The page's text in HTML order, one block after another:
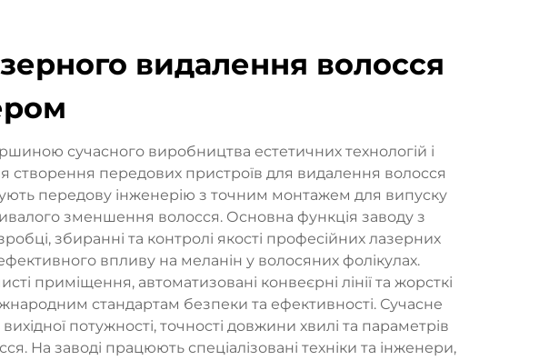
видалення волосся
сучасного виробництва естетичних технологій і
створення передових пристроїв для видалення волосся
передову інженерію з точним монтажем для випуску
зменшення волосся. Основна функція заводу з
збиранні та контролі якості професійних лазерних
впливу на меланін у волосяних фолікулах.
приміщення, автоматизовані конвеєрні лінії та жорсткі
стандартам безпеки та ефективності. Сучасне
потужності, точності довжини хвилі та параметрів
На заводі працюють спеціалізовані техніки та інженери,